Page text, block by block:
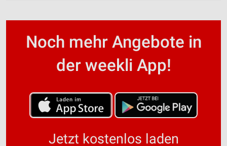
Noch mehr Angebote in
der weekli App!
Jetzt kostenlos laden